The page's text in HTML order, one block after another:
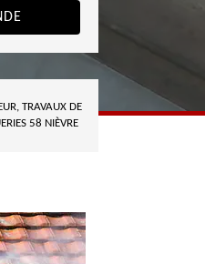
TRAVAUX DE
58 NIÈVRE